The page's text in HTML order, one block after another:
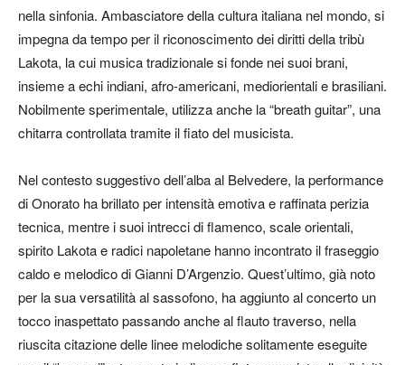
nella sinfonia. Ambasciatore della cultura italiana nel mondo, si
impegna da tempo per il riconoscimento dei diritti della tribù
Lakota, la cui musica tradizionale si fonde nei suoi brani,
insieme a echi indiani, afro-americani, mediorientali e brasiliani.
Nobilmente sperimentale, utilizza anche la “breath guitar”, una
chitarra controllata tramite il fiato del musicista.
Nel contesto suggestivo dell’alba al Belvedere, la performance
di Onorato ha brillato per intensità emotiva e raffinata perizia
tecnica, mentre i suoi intrecci di flamenco, scale orientali,
spirito Lakota e radici napoletane hanno incontrato il fraseggio
caldo e melodico di Gianni D’Argenzio. Quest’ultimo, già noto
per la sua versatilità al sassofono, ha aggiunto al concerto un
tocco inaspettato passando anche al flauto traverso, nella
riuscita citazione delle linee melodiche solitamente eseguite